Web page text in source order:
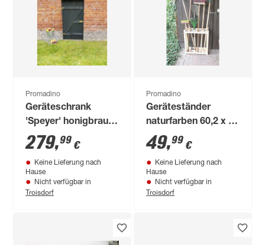
Promadino
Geräteschrank
'Speyer' honigbraun
72,5 x 148 x 68,6 cm
279,99 €
Keine Lieferung nach
Hause
Nicht verfügbar in
Troisdorf
Promadino
Geräteständer
naturfarben 60,2 x 70
x 21,8 cm
49,99 €
Keine Lieferung nach
Hause
Nicht verfügbar in
Troisdorf